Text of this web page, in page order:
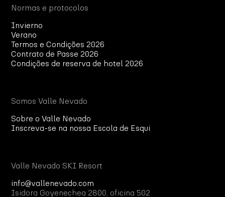
Normas e protocolos
Invierno
Verano
Termos e Condições 2026
Contrato de Passe 2026
Condições de reserva de hotel 2026
Somos Valle Nevado
Sobre o Valle Nevado
Inscreva-se na nossa Escola de Esqui
Valle Nevado SKI Resort
info@vallenevado.com
Isidora Goyenechea 2800, oficina 502